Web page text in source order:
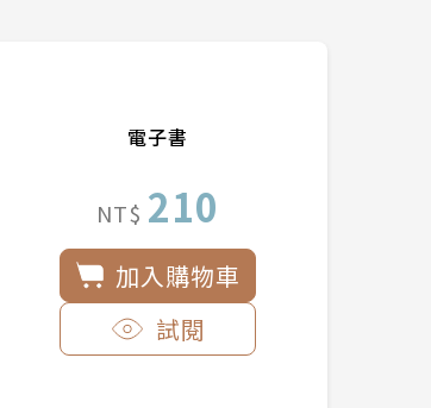
電子書
NT$ 210
加入購物車
試閱